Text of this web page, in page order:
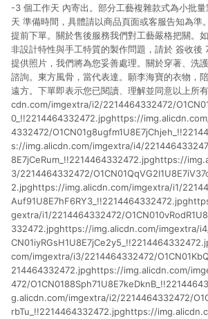
-3 個工作天 內寄出。部分工藝複雜款式為小批
天 準備時間，具體請以商品頁面或客服告知為準
提前下單。關於售後服務我們對工藝嚴格把關。
非設計特性與手工特質的製作問題，請於 簽收後
提供照片，我們將為您妥善處理。關於穿著、洗
諮詢。東方風骨，當代表達。願李海寶的衣物，
遠方。下單即表示您已閱讀、理解並同意以上所
cdn.com/imgextra/i2/2214464332472/
0_!!2214464332472.jpghttps://
4332472/
s://img.alicdn.com/imgextra/i4/
8E7jCeRum_!!2214464332472.jpghttps://
3/2214464332472/
2.jpghttps://img.alicdn.com/imgextra/i1/
gextra/i1/2214464332472/
332472.jpghttps://img.alicdn.com/imgextra/
com/imgextra/i3/2214464332472/
214464332472.jpghttps://img.alicdn.com/
472/
g.alicdn.com/imgextra/i2/2214464332472/
rbTu_!!2214464332472.jpghttps://